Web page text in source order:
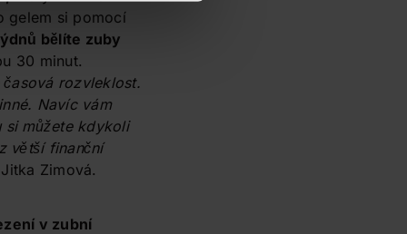
gelem si pomocí
bělíte zuby
30 minut.
rozvleklost.
Navíc vám
si můžete kdykoli
větší finanční
Zimová.
v zubní